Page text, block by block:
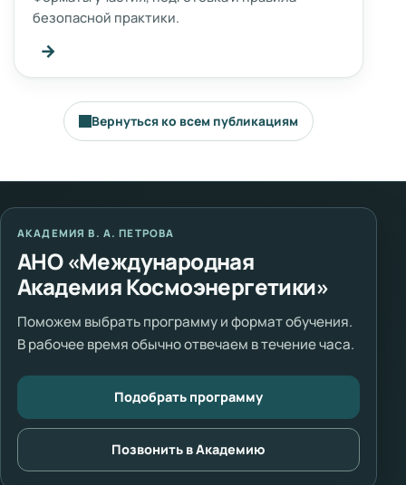
безопасной практики.
→
Вернуться ко всем публикациям
АКАДЕМИЯ В. А. ПЕТРОВА
АНО «Международная
Академия Космоэнергетики»
Поможем выбрать программу и формат обучения.
В рабочее время обычно отвечаем в течение часа.
Подобрать программу
Позвонить в Академию